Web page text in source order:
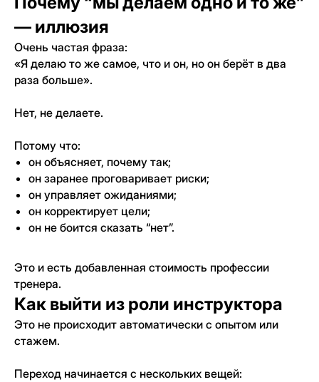
— иллюзия
Очень частая фраза:
«Я делаю то же самое, что и он, но он берёт в два
раза больше».
Нет, не делаете.
Потому что:
он объясняет, почему так;
он заранее проговаривает риски;
он управляет ожиданиями;
он корректирует цели;
он не боится сказать “нет”.
Это и есть добавленная стоимость профессии
тренера.
Как выйти из роли инструктора
Это не происходит автоматически с опытом или
стажем.
Переход начинается с нескольких вещей: